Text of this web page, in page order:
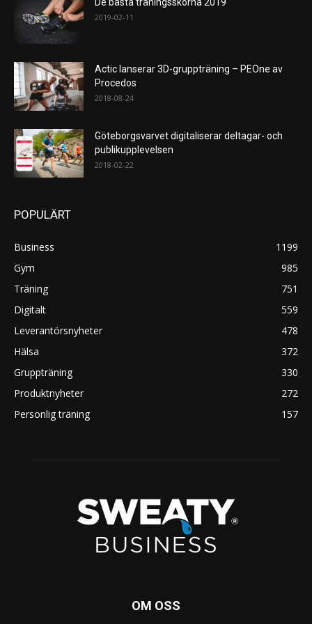
2019-02-11
Actic lanserar 3D-gruppträning – PEOne av
Procedos
2018-08-24
Göteborgsvarvet digitaliserar deltagar- och
publikupplevelsen
2018-02-22
POPULÄRT
Business
1199
Gym
985
Träning
751
Digitalt
559
Leverantörsnyheter
478
Hälsa
372
Gruppträning
330
Produktnyheter
272
Personlig träning
157
OM OSS